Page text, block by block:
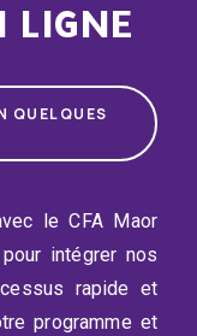
LIGNE
QUELQUES
le CFA Maor
intégrer nos
rapide et
programme et